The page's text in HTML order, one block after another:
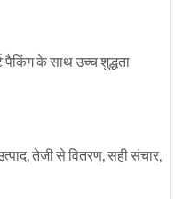
पैकिंग के साथ उच्च शुद्धता
तेजी से वितरण, सही संचार,